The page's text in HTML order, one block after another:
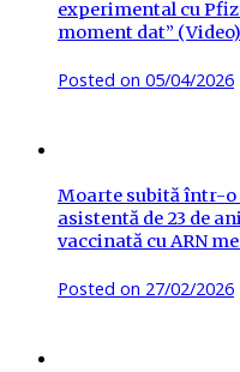
experimental cu
moment dat” (Video)
Posted on 05/04/2026
Moarte subită într-o
asistentă de 23 de
vaccinată cu ARN
Posted on 27/02/2026